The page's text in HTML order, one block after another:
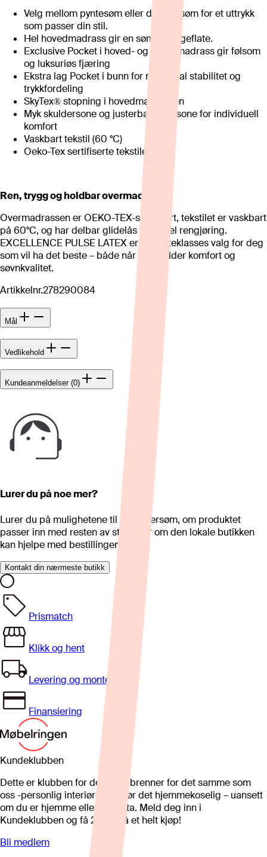
Velg mellom pyntesøm eller dobbeltsøm for et uttrykk
som passer din stil.
Hel hovedmadrass gir en sømløs liggeflate.
Exclusive Pocket i hoved- og undermadrass gir følsom
og luksuriøs fjæring
Ekstra lag Pocket i bunn for maksimal stabilitet og
trykkfordeling
SkyTex® stopning i hovedmadrassen
Myk skuldersone og justerbar hoftesone for individuell
komfort
Vaskbart tekstil (60 °C)
Oeko-Tex sertifiserte tekstiler
Ren, trygg og holdbar overmadrass
Overmadrassen er OEKO-TEX-sertifisert, tekstilet er vaskbart
på 60°C, og har delbar glidelås for enkel rengjøring.
EXCELLENCE PULSE LATEX er et førsteklasses valg for deg
som vil ha det beste – både når det gjelder komfort og
søvnkvalitet.
Artikkelnr.278290084
Mål
Vedlikehold
Kundeanmeldelser (0)
Lurer du på noe mer?
Lurer du på mulighetene til skreddersøm, om produktet
passer inn med resten av stua eller om den lokale butikken
kan hjelpe med bestillingen?
Kontakt din nærmeste butikk
Prismatch
Klikk og hent
Levering og montering
Finansiering
Kundeklubben
Dette er klubben for deg som brenner for det samme som
oss -personlig interiør som gjør det hjemmekoselig – uansett
om du er hjemme eller på hytta. Meld deg inn i
Kundeklubben og få 25%* på et helt kjøp!
Bli medlem